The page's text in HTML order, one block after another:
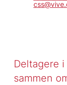
Deltagere i
sammen